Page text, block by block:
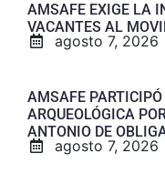
AMSAFE EXIGE LA
VACANTES AL
agosto 7, 2026
AMSAFE
ARQUEOLÓGICA
ANTONIO DE
agosto 7, 2026